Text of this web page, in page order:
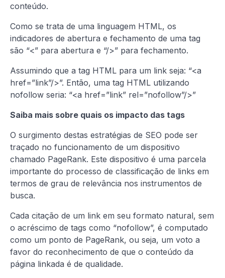
conteúdo.
Como se trata de uma linguagem HTML, os
indicadores de abertura e fechamento de uma tag
são “<” para abertura e “/>” para fechamento.
Assumindo que a tag HTML para um link seja: “<a
href=”link”/>”. Então, uma tag HTML utilizando
nofollow seria: “<a href=”link” rel=”nofollow”/>”
Saiba mais sobre quais os impacto das tags
O surgimento destas estratégias de SEO pode ser
traçado no funcionamento de um dispositivo
chamado PageRank. Este dispositivo é uma parcela
importante do processo de classificação de links em
termos de grau de relevância nos instrumentos de
busca.
Cada citação de um link em seu formato natural, sem
o acréscimo de tags como “nofollow”, é computado
como um ponto de PageRank, ou seja, um voto a
favor do reconhecimento de que o conteúdo da
página linkada é de qualidade.